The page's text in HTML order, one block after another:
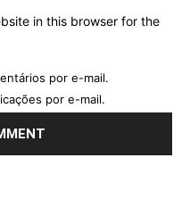
in this browser for the
por e-mail.
por e-mail.